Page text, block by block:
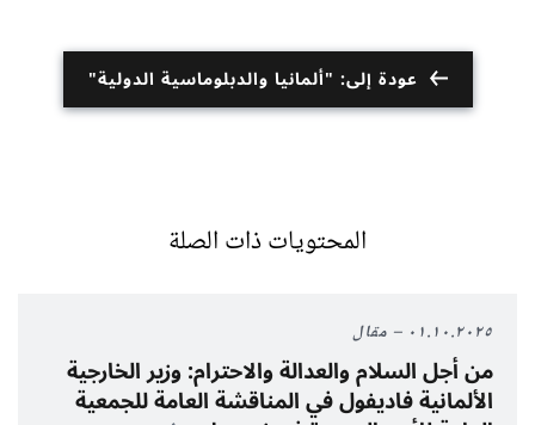
عودة إلى: "ألمانيا والدبلوماسية الدولية"
المحتويات ذات الصلة
٠١.١٠.٢٠٢٥ مقال
من أجل السلام والعدالة والاحترام: وزير الخارجية
الألمانية فاديفول في المناقشة العامة للجمعية